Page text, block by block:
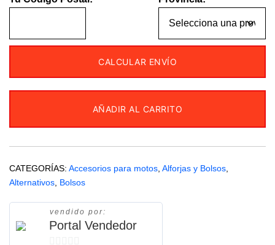
CALCULAR ENVÍO
AÑADIR AL CARRITO
CATEGORÍAS: Accesorios para motos Alforjas y Bolsos
Alternativos Bolsos
vendido por:
Portal Vendedor